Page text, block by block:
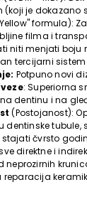
(koji je
formula):
filma i
niti menjati boju
tercijarni
Potpuno novi
: Superiorna
dentinu i na
(Postojanost):
dentinske
čvrsto
direktne i
neprozirnih
reparacija